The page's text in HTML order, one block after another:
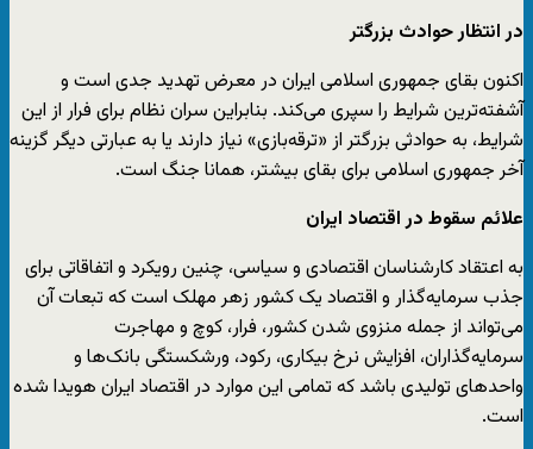
در انتظار حوادث بزرگتر
اکنون بقای جمهوری اسلامی ایران در معرض تهدید جدی است و
آشفته‌ترین شرایط را سپری می‌کند. بنابراین سران نظام برای فرار از این
شرایط، به حوادثی بزرگتر از «ترقه‌بازی» نیاز دارند یا به عبارتی دیگر گزینه
آخر جمهوری اسلامی برای بقای بیشتر، همانا جنگ است.
علائم سقوط در اقتصاد ایران
به اعتقاد کارشناسان اقتصادی و سیاسی، چنین رویکرد و اتفاقاتی برای
جذب سرمایه‌گذار و اقتصاد یک کشور زهر مهلک است که تبعات آن
می‌تواند از جمله منزوی شدن کشور، فرار، کوچ و مهاجرت
سرمایه‌گذاران، افزایش نرخ بیکاری، رکود، ورشکستگی بانک‌ها و
واحدهای تولیدی باشد که تمامی ‌این موارد در اقتصاد ایران هویدا شده
است.